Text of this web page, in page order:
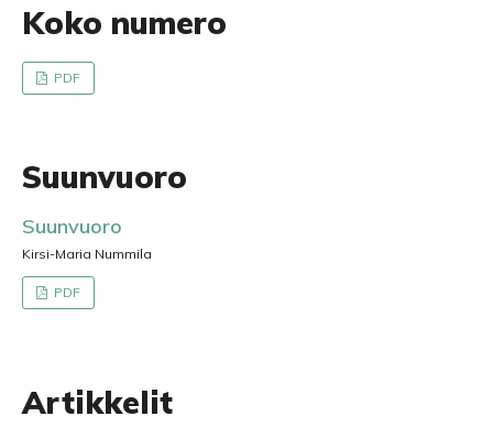
Koko numero
PDF
Suunvuoro
Suunvuoro
Kirsi-Maria Nummila
PDF
Artikkelit